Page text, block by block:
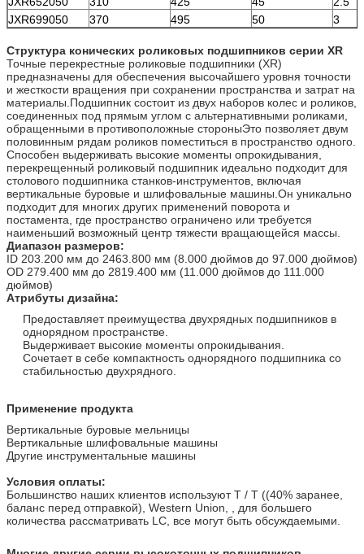
JXR699050
370 495 50 3
Структура конических роликовых подшипников серии XR
Точные перекрестные роликовые подшипники (XR)
предназначены для обеспечения высочайшего уровня точности
и жесткости вращения при сохранении пространства и затрат на
материалы.Подшипник состоит из двух наборов колес и роликов,
соединенных под прямым углом с альтернативными роликами,
обращенными в противоположные стороныЭто позволяет двум
половинным рядам роликов поместиться в пространство одного.
Способен выдерживать высокие моменты опрокидывания,
перекрещенный роликовый подшипник идеально подходит для
столового подшипника станков-инструментов, включая
вертикальные буровые и шлифовальные машины.Он уникально
подходит для многих других применений поворота и
постамента, где пространство ограничено или требуется
наименьший возможный центр тяжести вращающейся массы.
Диапазон размеров:
ID 203.200 мм до 2463.800 мм (8.000 дюймов до 97.000 дюймов)
OD 279.400 мм до 2819.400 мм (11.000 дюймов до 111.000
дюймов)
Атрибуты дизайна:
Предоставляет преимущества двухрядных подшипников в
однорядном пространстве.
Выдерживает высокие моменты опрокидывания.
Сочетает в себе компактность однорядного подшипника со
стабильностью двухрядного.
Применение продукта
Вертикальные буровые мельницы
Вертикальные шлифовальные машины
Другие инструментальные машины
Условия оплаты:
Большинство наших клиентов используют T / T ((40% заранее,
баланс перед отправкой), Western Union, , для большего
количества рассматривать LC, все могут быть обсуждаемыми.